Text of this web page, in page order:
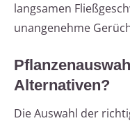
langsamen
unangenehme
Alternativen?
Die Auswahl der